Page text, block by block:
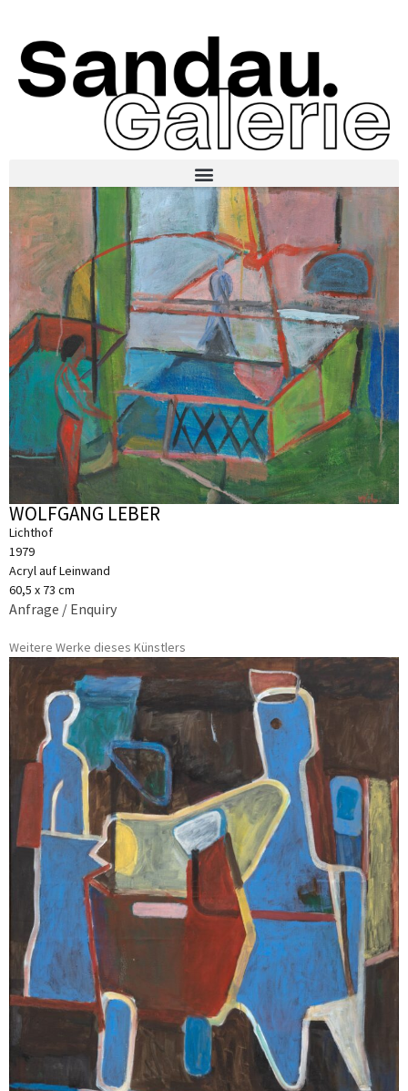
WOLFGANG LEBER
Lichthof
1979
Acryl auf Leinwand
60,5 x 73 cm
Anfrage / Enquiry
Weitere Werke dieses Künstlers